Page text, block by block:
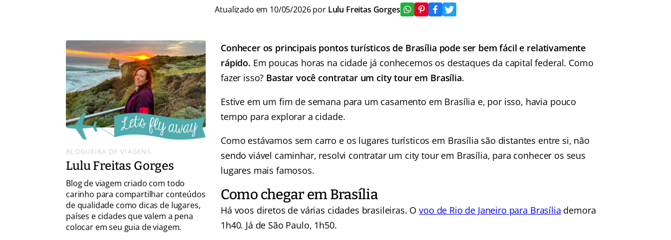
Atualizado em 10/05/2026 por Lulu Freitas Gorges
Conhecer os principais pontos turísticos de Brasília pode ser bem fácil e relativamente
rápido. Em poucas horas na cidade já conhecemos os destaques da capital federal. Como
fazer isso? Bastar você contratar um city tour em Brasília.
Estive em um fim de semana para um casamento em Brasília e, por isso, havia pouco
tempo para explorar a cidade.
Como estávamos sem carro e os lugares turísticos em Brasília são distantes entre si, não
sendo viável caminhar, resolvi contratar um city tour em Brasília, para conhecer os seus
lugares mais famosos.
Como chegar em Brasília
Há voos diretos de várias cidades brasileiras. Ovoo de Rio de Janeiro para Brasília demora
1h40. Já de São Paulo, 1h50.
BLOGUEIRA DE VIAGENS
Lulu Freitas Gorges
Blog de viagem criado com todo
carinho para compartilhar conteúdos
de qualidade como dicas de lugares,
países e cidades que valem a pena
colocar em seu guia de viagem.